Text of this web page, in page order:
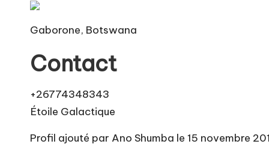
Gaborone, Botswana
Contact
+26774348343
Étoile Galactique
Profil ajouté par Ano Shumba le 15 novembre